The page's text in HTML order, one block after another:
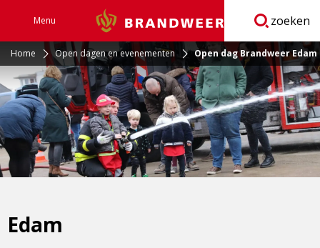
Menu Brandweer zoeken
Home Open dagen en evenementen Open dag Brandweer Edam
Edam